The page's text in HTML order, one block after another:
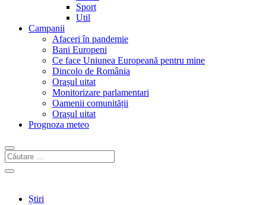
Sport
Util
Campanii
Afaceri în pandemie
Bani Europeni
Ce face Uniunea Europeană pentru mine
Dincolo de România
Orașul uitat
Monitorizare parlamentari
Oamenii comunității
Orașul uitat
Prognoza meteo
Știri